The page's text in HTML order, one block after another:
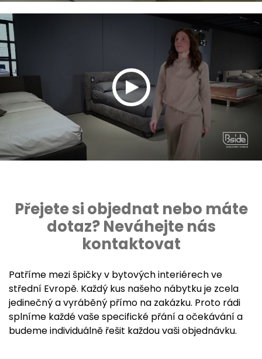
Přejete si objednat nebo máte
dotaz? Neváhejte nás
kontaktovat
Patříme mezi špičky v bytových interiérech ve
střední Evropě. Každý kus našeho nábytku je zcela
jedinečný a vyráběný přímo na zakázku. Proto rádi
splníme každé vaše specifické přání a očekávání a
budeme individuálně řešit každou vaši objednávku.